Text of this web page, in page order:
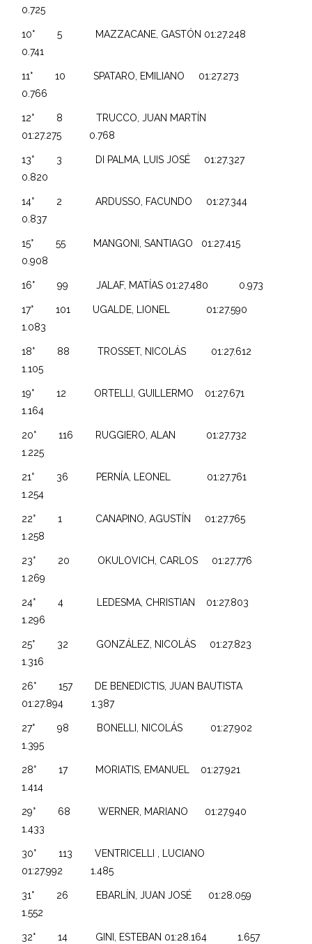
0.725
10° 5 MAZZACANE, GASTÓN 01:27.248
0.741
11° 10 SPATARO, EMILIANO 01:27.273
0.766
12° 8 TRUCCO, JUAN MARTÍN
01:27.275 0.768
13° 3 DI PALMA, LUIS JOSÉ 01:27.327
0.820
14° 2 ARDUSSO, FACUNDO 01:27.344
0.837
15° 55 MANGONI, SANTIAGO 01:27.415
0.908
16° 99 JALAF, MATÍAS 01:27.480 0.973
17° 101 UGALDE, LIONEL 01:27.590
1.083
18° 88 TROSSET, NICOLÁS 01:27.612
1.105
19° 12 ORTELLI, GUILLERMO 01:27.671
1.164
20° 116 RUGGIERO, ALAN 01:27.732
1.225
21° 36 PERNÍA, LEONEL 01:27.761
1.254
22° 1 CANAPINO, AGUSTÍN 01:27.765
1.258
23° 20 OKULOVICH, CARLOS 01:27.776
1.269
24° 4 LEDESMA, CHRISTIAN 01:27.803
1.296
25° 32 GONZÁLEZ, NICOLÁS 01:27.823
1.316
26° 157 DE BENEDICTIS, JUAN BAUTISTA
01:27.894 1.387
27° 98 BONELLI, NICOLÁS 01:27.902
1.395
28° 17 MORIATIS, EMANUEL 01:27.921
1.414
29° 68 WERNER, MARIANO 01:27.940
1.433
30° 113 VENTRICELLI , LUCIANO
01:27.992 1.485
31° 26 EBARLÍN, JUAN JOSÉ 01:28.059
1.552
32° 14 GINI, ESTEBAN 01:28.164 1.657